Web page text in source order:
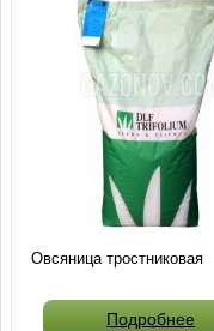
Овсяница тростниковая
Подробнее